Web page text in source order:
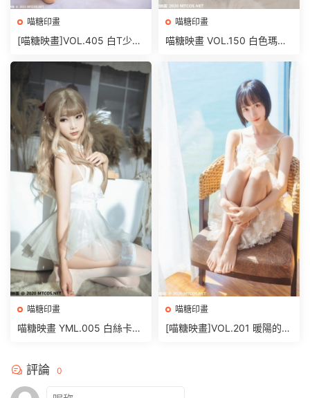
喵糖印畫
[喵糖映畫]VOL.405 白T少女
喵糖印畫
喵糖映畫 VOL.150 白色瑪修
喵糖印畫
喵糖映畫 YML.005 白絲卡哇
喵糖印畫
[喵糖映畫]VOL.201 暖陽的海
評論 0